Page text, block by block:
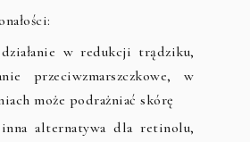
w redukcji trądziku,
przeciwzmarszczkowe, w
może podrażniać skórę
alternatywa dla retinolu,